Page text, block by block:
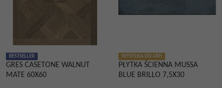
BESTSELLER
GRES CASETONE WALNUT
MATE 60X60
WYSYŁKA DO 48H
PŁYTKA ŚCIENNA MUSSA
BLUE BRILLO 7,5X30